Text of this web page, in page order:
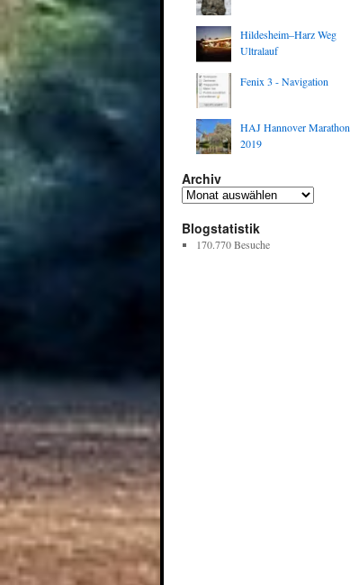
Hildesheim–Harz Weg
Ultralauf
Fenix 3 - Navigation
HAJ Hannover Marathon
2019
Archiv
Blogstatistik
170.770 Besuche